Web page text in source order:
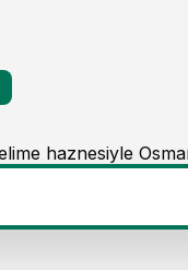
haznesiyle